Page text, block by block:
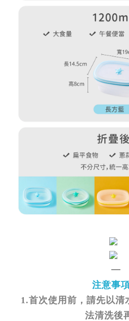
—
注意事
1.首次使用前，請先以清
法清洗後